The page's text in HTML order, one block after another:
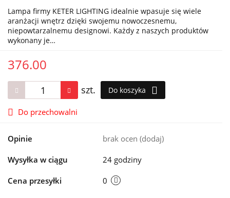
Lampa firmy KETER LIGHTING idealnie wpasuje się wiele
aranżacji wnętrz dzięki swojemu nowoczesnemu,
niepowtarzalnemu designowi. Każdy z naszych produktów
wykonany je…
376.00
szt. Do koszyka
Do przechowalni
Opinie brak ocen (dodaj)
Wysyłka w ciągu 24 godziny
Cena przesyłki 0